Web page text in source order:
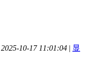
10-17 11:01:04 | 显